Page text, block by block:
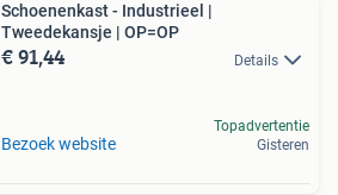
Schoenenkast - Industrieel |
Tweedekansje | OP=OP
€ 91,44 Details
Bezoek website
Topadvertentie
Gisteren